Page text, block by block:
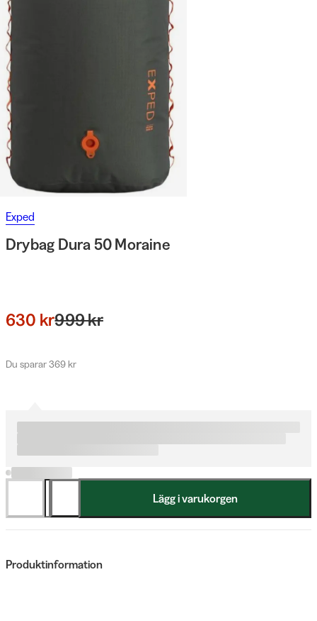
Exped
Drybag Dura 50 Moraine
630 kr999 kr
Du sparar 369 kr
Lägg i varukorgen
Produktinformation